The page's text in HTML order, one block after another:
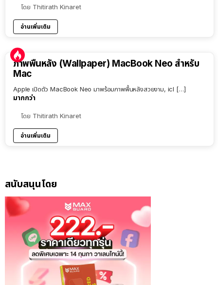
โดย Thitirath Kinaret
อ่านเพิ่มเติม
ภาพพื้นหลัง (Wallpaper) MacBook Neo สำหรับ
Mac
Apple เปิดตัว MacBook Neo มาพร้อมภาพพื้นหลังสวยงาม, icl […]
มากกว่า
โดย Thitirath Kinaret
อ่านเพิ่มเติม
สนับสนุนโดย